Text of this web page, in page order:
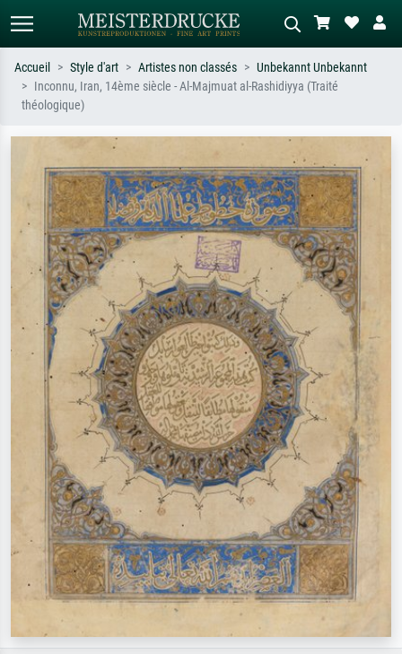
Recherche standard
ex. Monet, Nuit étoilée,
impressionnisme, vague de Hokusai,
nu.
abstrait avec beaucoup de rouge,
tableau sombre, nu debout près d'un
arbre.
Accueil Style d'art Artistes non classés
Unbekannt Unbekannt
Inconnu, Iran, 14ème siècle - Al-Majmuat al-Rashidiyya (Traité
théologique)